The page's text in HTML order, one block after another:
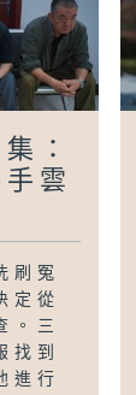
：
雲
刷冤
定從
。三
找到
進行